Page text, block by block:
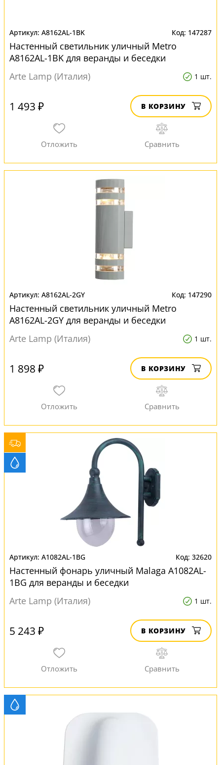
A8162AL-1BK 147287
Настенный светильник уличный Metro
A8162AL-1BK для веранды и беседки
Arte Lamp (Италия)
1 шт.
1 493 ₽ В КОРЗИНУ
A8162AL-2GY 147290
Настенный светильник уличный Metro
A8162AL-2GY для веранды и беседки
Arte Lamp (Италия)
1 шт.
1 898 ₽ В КОРЗИНУ
A1082AL-1BG 32620
Настенный фонарь уличный Malaga A1082AL-
1BG для веранды и беседки
Arte Lamp (Италия)
1 шт.
5 243 ₽ В КОРЗИНУ